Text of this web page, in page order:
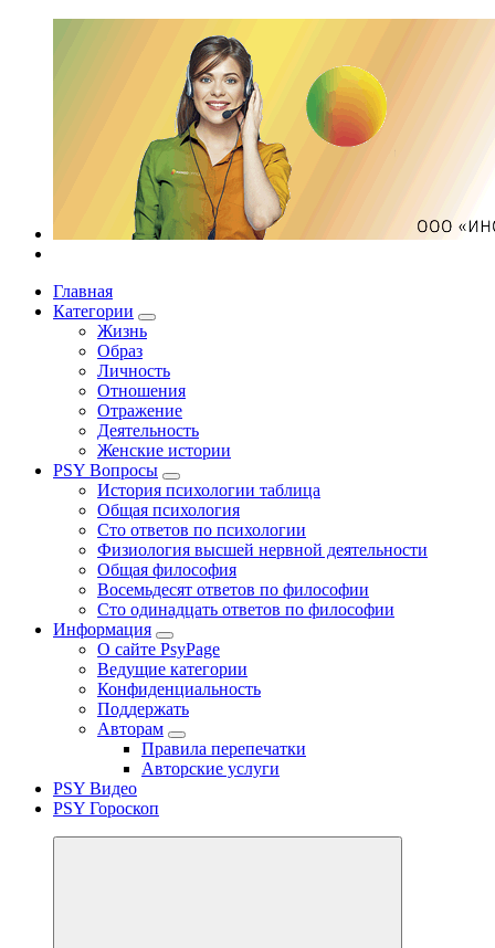
Главная
Категории
Жизнь
Образ
Личность
Отношения
Отражение
Деятельность
Женские истории
PSY Вопросы
История психологии таблица
Общая психология
Сто ответов по психологии
Физиология высшей нервной деятельности
Общая философия
Восемьдесят ответов по философии
Сто одинадцать ответов по философии
Информация
О сайте PsyPage
Ведущие категории
Конфиденциальность
Поддержать
Авторам
Правила перепечатки
Авторские услуги
PSY Видео
PSY Гороскоп